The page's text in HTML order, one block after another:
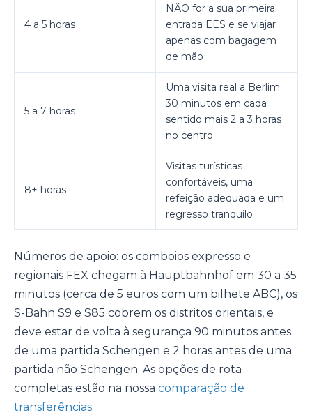
4 a 5 horas
NÃO for a sua primeira
entrada EES e se viajar
apenas com bagagem
de mão
5 a 7 horas
Uma visita real a Berlim:
30 minutos em cada
sentido mais 2 a 3 horas
no centro
8+ horas
Visitas turísticas
confortáveis, uma
refeição adequada e um
regresso tranquilo
Números de apoio: os comboios expresso e
regionais FEX chegam à Hauptbahnhof em 30 a 35
minutos (cerca de 5 euros com um bilhete ABC), os
S-Bahn S9 e S85 cobrem os distritos orientais, e
deve estar de volta à segurança 90 minutos antes
de uma partida Schengen e 2 horas antes de uma
partida não Schengen. As opções de rota
completas estão na nossa comparação de
transferências.